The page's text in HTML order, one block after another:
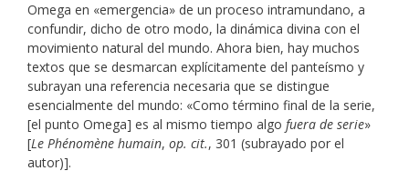
Omega en «emergencia» de un proceso intramundano, a
confundir, dicho de otro modo, la dinámica divina con el
movimiento natural del mundo. Ahora bien, hay muchos
textos que se desmarcan explícitamente del panteísmo y
subrayan una referencia necesaria que se distingue
esencialmente del mundo: «Como término final de la serie,
[el punto Omega] es al mismo tiempo algo fuera de serie»
[Le Phénomène humain, op. cit., 301 (subrayado por el
autor)].